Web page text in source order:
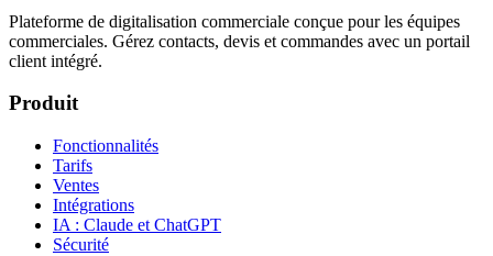
Plateforme de digitalisation commerciale conçue pour les équipes
commerciales. Gérez contacts, devis et commandes avec un portail
client intégré.
Produit
Fonctionnalités
Tarifs
Ventes
Intégrations
IA : Claude et ChatGPT
Sécurité